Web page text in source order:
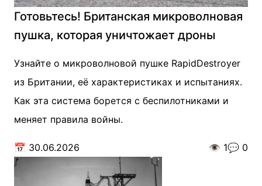
Готовьтесь! Британская микроволновая
пушка, которая уничтожает дроны
Узнайте о микроволновой пушке RapidDestroyer
из Британии, её характеристиках и испытаниях.
Как эта система борется с беспилотниками и
меняет правила войны.
📅 30.06.2026 👁️ 1💬 0